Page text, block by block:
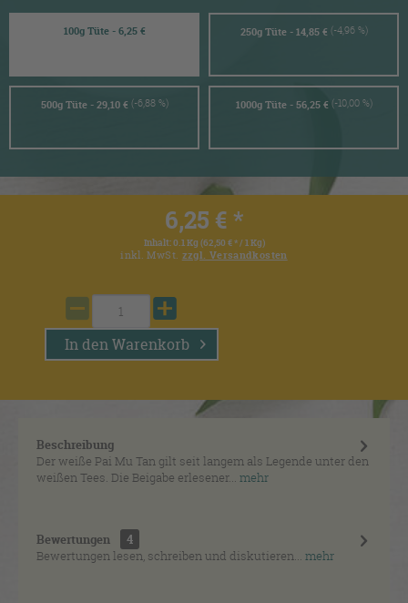
100g Tüte - 6,25 € 250g Tüte - 14,85 € (-4,96 %)
500g Tüte - 29,10 € (-6,88 %) 1000g Tüte - 56,25 € (-10,00 %)
6,25 € *
Inhalt:0.1 Kg (62,50 € * / 1 Kg)
inkl. MwSt. zzgl. Versandkosten
In denWarenkorb
Beschreibung
Der weiße Pai Mu Tan gilt seit langem als Legende unter den
weißen Tees. Die Beigabe erlesener... mehr
Bewertungen
4
Bewertungen lesen, schreiben und diskutieren... mehr